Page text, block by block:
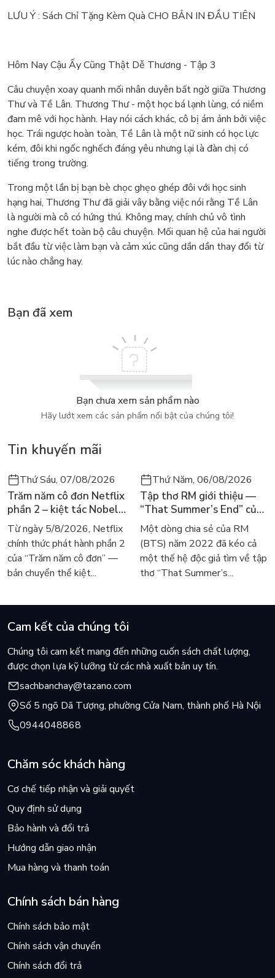
LƯU Ý : Sách Chỉ Tặng Kèm Quà CHO BẢN IN ĐẦU TIÊN
Hôm Nay Cậu Ấy Cũng Thật Dễ Thương - Tập 3
Câu chuyện xoay quanh mối nhân duyên bất ngờ giữa Thương
Thư và Tề Lân. Thương Thư - một học bá lạnh lùng, có niềm
đam mê với học hành. Hay nói cách khác, cô bị ám ảnh bởi việc
học. Trái ngược hoàn toàn, Tề Lân là một nữ sinh có học lực
kém, đôi khi ngốc nghếch đáng yêu nhưng lại là đàn chị có
tiếng trong trường.
Trong một lần bị bạn bè chọc ghẹo ghép đôi với học sinh
hạng hai, Thương Thư đã giải vây bằng việc nói rằng Tề Lân
là người mà cô có hứng thú. Không may, chính chủ vô tình
nghe được hết toàn bộ câu chuyện. Mối quan hệ của hai người
bắt đầu từ việc làm bạn và cảm xúc cũng dần dần thay đổi từ
lúc nào chẳng hay.
Bạn đã xem
Bạn chưa xem sản phẩm nào
Hãy lướt xem các sản phẩm nổi bật của chúng tôi!
Tin khuyến mãi
Thứ Sáu, 07/08/2026
Trăm năm cô đơn Netflix
phần 2 – kiệt tác Nobel
trở lại màn ảnh, dòng
người tìm đọc lại García
Márquez
Từ ngày 5/8/2026, Netflix
chính thức phát hành phần 2
của “Trăm năm cô đơn” —
bản chuyển thể kiệt...
Thứ Năm, 06/08/2026
Tập thơ RM giới thiệu —
“That Summer’s End” của
Lee Seong-bok ra mắt bản
tiếng Anh sau 4 năm gây
sốt
Một dòng chia sẻ của RM
(BTS) năm 2022 đã kéo cả
một thế hệ độc giả tìm về tập
thơ “That Summer’s...
Cam kết của chúng tôi
Chúng tôi cam kết mang đến những cuốn sách chất lượng,
được chọn lựa kỹ lưỡng từ các nhà xuất bản uy tín.
sachbanchay@tazano.com
Số 5 ngõ Dã Tượng, phường Cửa Nam, thành phố Hà Nội
0944048868
Chăm sóc khách hàng
Cơ chế tiếp nhận và giải quyết
Quy định sử dụng
Bảo hành và đổi trả
Hướng dẫn giao nhận
Mua hàng và thanh toán
Chính sách bán hàng
Chính sách bảo mật
Chính sách vận chuyển
Chính sách đổi trả